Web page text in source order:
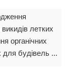
летких
органічних
для будівель ...